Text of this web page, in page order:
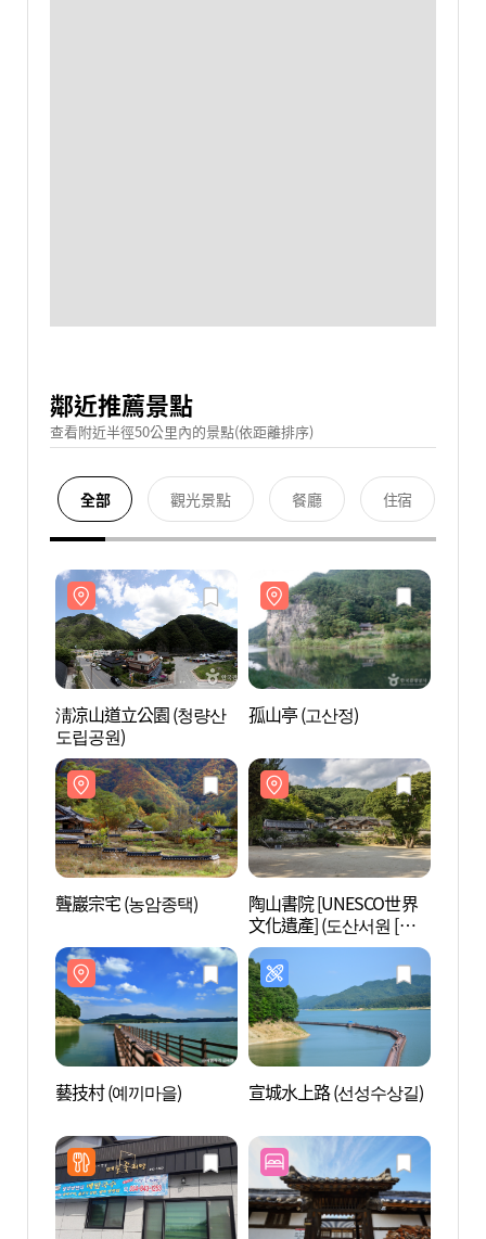
鄰近推薦景點
查看附近半徑50公里內的景點(依距離排序)
全部 觀光景點 餐廳 住宿
淸凉山道立公園 (청량산
도립공원)
孤山亭 (고산정)
聾巖宗宅 (농암종택)
陶山書院 [UNESCO世界
文化遺產] (도산서원 [유
네스코 세계문화유산])
藝技村 (예끼마을) 宣城水上路 (선성수상길)